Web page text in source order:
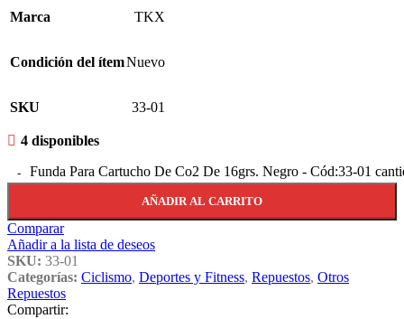
Marca TKX
Condición del ítemNuevo
SKU 33-01
4 disponibles
Funda Para Cartucho De Co2 De 16grs. Negro - Cód:33-01
AÑADIR AL CARRITO
Comparar
Añadir a la lista de deseos
SKU: 33-01
Categorías: Ciclismo, Deportes y Fitness, Repuestos, Otros
Repuestos
Compartir: